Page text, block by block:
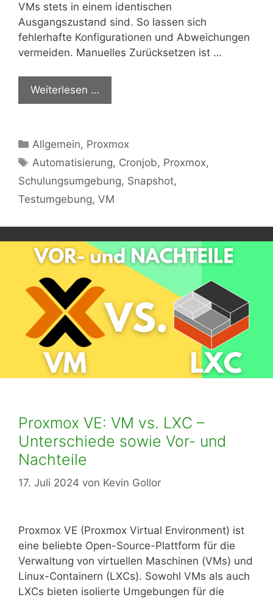
VMs stets in einem identischen
Ausgangszustand sind. So lassen sich
fehlerhafte Konfigurationen und Abweichungen
vermeiden. Manuelles Zurücksetzen ist …
Weiterlesen …
Kategorien
Allgemein, Proxmox
Schlagwörter
Automatisierung, Cronjob, Proxmox,
Schulungsumgebung, Snapshot,
Testumgebung, VM
Proxmox VE: VM vs. LXC –
Unterschiede sowie Vor- und
Nachteile
17. Juli 2024 von Kevin Gollor
Proxmox VE (Proxmox Virtual Environment) ist
eine beliebte Open-Source-Plattform für die
Verwaltung von virtuellen Maschinen (VMs) und
Linux-Containern (LXCs). Sowohl VMs als auch
LXCs bieten isolierte Umgebungen für die